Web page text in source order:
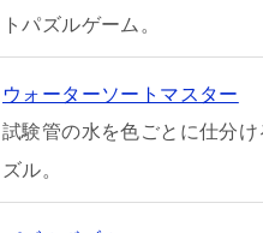
トパズルゲーム。
ウォーターソートマスター
試験管の水を色ごとに仕分
ズル。